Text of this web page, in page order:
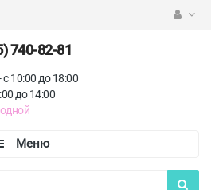
740-82-81
с 10:00 до 18:00
до 14:00